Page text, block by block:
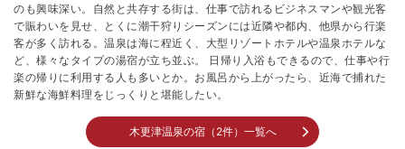
のも興味深い。自然と共存する街は、仕事で訪れるビジネスマンや観光客
で賑わいを見せ、とくに潮干狩りシーズンには近隣や都内、他県から行楽
客が多く訪れる。温泉は海に程近く、大型リゾートホテルや温泉ホテルな
ど、様々なタイプの湯宿が立ち並ぶ。 日帰り入浴もできるので、仕事や行
楽の帰りに利用する人も多いとか。お風呂から上がったら、近海で捕れた
新鮮な海鮮料理をじっくりと堪能したい。
木更津温泉の宿（2件）一覧へ